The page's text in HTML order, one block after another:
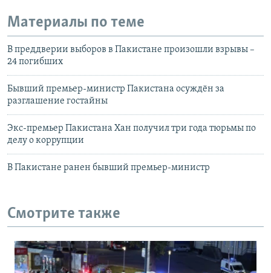
Материалы по теме
В преддверии выборов в Пакистане произошли взрывы –
24 погибших
Бывший премьер-министр Пакистана осуждён за
разглашение гостайны
Экс-премьер Пакистана Хан получил три года тюрьмы по
делу о коррупции
В Пакистане ранен бывший премьер-министр
Смотрите также